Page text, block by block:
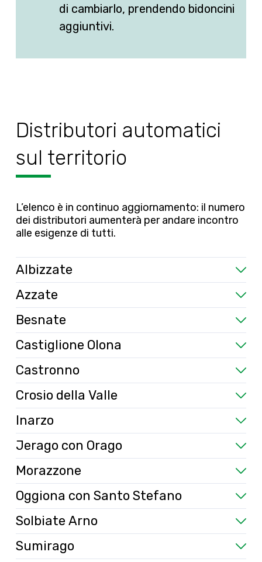
di cambiarlo, prendendo bidoncini
aggiuntivi.
Distributori automatici
sul territorio
L’elenco è in continuo aggiornamento: il numero
dei distributori aumenterà per andare incontro
alle esigenze di tutti.
Albizzate
Azzate
Besnate
Castiglione Olona
Castronno
Crosio della Valle
Inarzo
Jerago con Orago
Morazzone
Oggiona con Santo Stefano
Solbiate Arno
Sumirago